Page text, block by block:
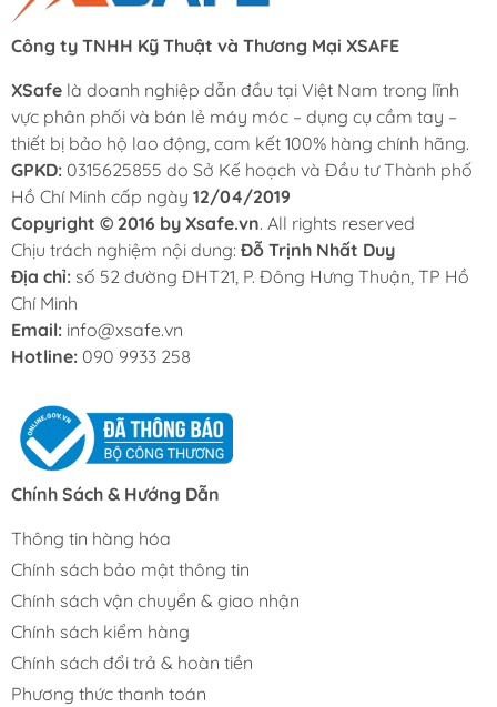
Công ty TNHH Kỹ Thuật và Thương Mại XSAFE
XSafe là doanh nghiệp dẫn đầu tại Việt Nam trong lĩnh
vực phân phối và bán lẻ máy móc – dụng cụ cầm tay –
thiết bị bảo hộ lao động, cam kết 100% hàng chính hãng.
GPKD: 0315625855 do Sở Kế hoạch và Đầu tư Thành phố
Hồ Chí Minh cấp ngày 12/04/2019
Copyright © 2016 by Xsafe.vn. All rights reserved
Chịu trách nghiệm nội dung: Đỗ Trịnh Nhất Duy
Địa chỉ: số 52 đường ĐHT21, P. Đông Hưng Thuận, TP Hồ
Chí Minh
Email: info@xsafe.vn
Hotline: 090 9933 258
Chính Sách & Hướng Dẫn
Thông tin hàng hóa
Chính sách bảo mật thông tin
Chính sách vận chuyển & giao nhận
Chính sách kiểm hàng
Chính sách đổi trả & hoàn tiền
Phương thức thanh toán